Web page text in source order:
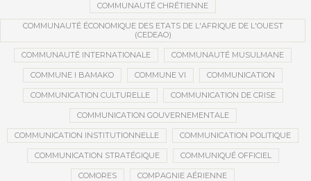
COMMUNAUTÉ CHRÉTIENNE
COMMUNAUTÉ ÉCONOMIQUE DES ETATS DE L'AFRIQUE DE L'OUEST
(CEDEAO)
COMMUNAUTÉ INTERNATIONALE COMMUNAUTÉ MUSULMANE
COMMUNE I BAMAKO COMMUNE VI COMMUNICATION
COMMUNICATION CULTURELLE COMMUNICATION DE CRISE
COMMUNICATION GOUVERNEMENTALE
COMMUNICATION INSTITUTIONNELLE COMMUNICATION POLITIQUE
COMMUNICATION STRATÉGIQUE COMMUNIQUÉ OFFICIEL
COMORES COMPAGNIE AÉRIENNE